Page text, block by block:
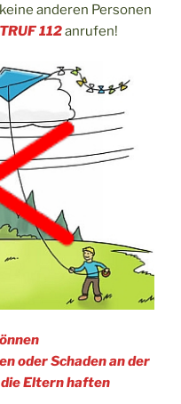
anderen Personen
112anrufen!
oder Schaden an der
Eltern haften